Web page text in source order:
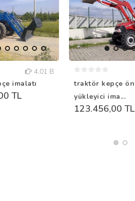
4.01 B
imalatı
TL
traktör kepçe ön
yükleyici ima...
123.456,00 TL